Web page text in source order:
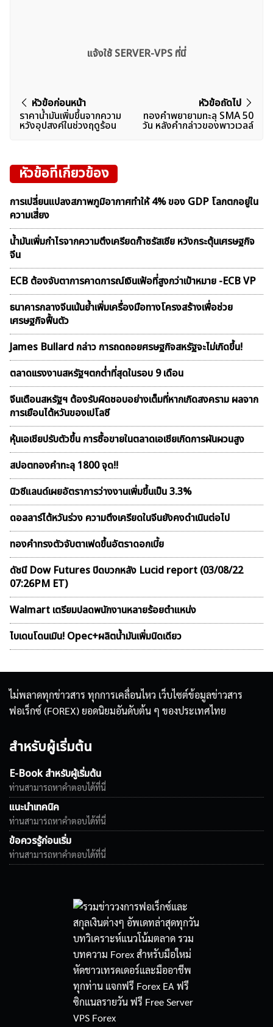
แจ้งใช้ SERVER-VPS ที่นี่
แนะแนว
เรื่อง
หัวข้อก่อนหน้า
ราคาน้ำมันเพิ่มขึ้นจากความ
หวังอุปสงค์ในช่วงฤดูร้อน
หัวข้อถัดไป
ทองคำพยายามทะลุ SMA 50
วัน หลังคำกล่าวของพาวเวลล์
หัวข้อที่เกี่ยวข้อง
การเปลี่ยนแปลงสภาพภูมิอากาศทำให้ 4% ของ GDP โลกตกอยู่ใน
ความเสี่ยง
น้ำมันเพิ่มกำไรจากความตึงเครียดก๊าซรัสเซีย หวังกระตุ้นเศรษฐกิจ
จีน
ECB ต้องจับตาการคาดการณ์เงินเฟ้อที่สูงกว่าเป้าหมาย -ECB VP
ธนาคารกลางจีนเน้นย้ำเพิ่มเครื่องมือทางโครงสร้างเพื่อช่วย
เศรษฐกิจฟื้นตัว
James Bullard กล่าว การถดถอยศรษฐกิจสหรัฐจะไม่เกิดขึ้น!
ตลาดเเรงงานสหรัฐฯตกต่ำที่สุดในรอบ 9 เดือน
จีนเตือนสหรัฐฯ ต้องรับผิดชอบอย่างเต็มที่หากเกิดสงคราม ผลจาก
การเยือนไต้หวันของเปโลซี
หุ้นเอเชียปรับตัวขึ้น การซื้อขายในตลาดเอเชียเกิดการผันผวนสูง
สปอตทองคำทะลุ 1800 จุด!!
นิวซีแลนด์เผยอัตราการว่างงานเพิ่มขึ้นเป็น 3.3%
ดอลลาร์ไต้หวันร่วง ความตึงเครียดในจีนยังคงดำเนินต่อไป
ทองคำทรงตัวจับตาเฟดขึ้นอัตราดอกเบี้ย
ดัชนี Dow Futures ปิดบวกหลัง Lucid report (03/08/22
07:26PM ET)
Walmart เตรียมปลดพนักงานหลายร้อยตำแหน่ง
ไบเดนโดนเมิน! Opec+ผลิตน้ำมันเพิ่มนิดเดียว
ไม่พลาดทุกข่าวสาร ทุกการเคลื่อนไหว เว็บไซต์ข้อมูลข่าวสาร
ฟอเร็กซ์ (FOREX) ยอดนิยมอันดับต้น ๆ ของประเทศไทย
สำหรับผู้เริ่มต้น
E-Book สำหรับผู้เริ่มต้น
ท่านสามารถหาคำตอบได้ที่นี่
แนะนำเทคนิค
ท่านสามารถหาคำตอบได้ที่นี่
ข้อควรรู้ก่อนเริ่ม
ท่านสามารถหาคำตอบได้ที่นี่